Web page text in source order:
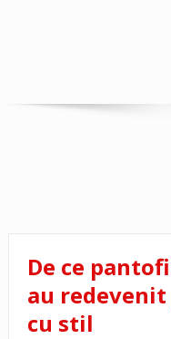
De ce
au
cu stil